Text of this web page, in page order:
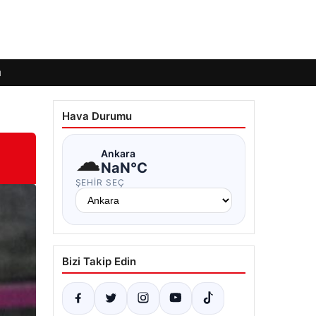
Hava Durumu
☁Ankara
NaN°C
ŞEHIR SEÇ
Bizi Takip Edin